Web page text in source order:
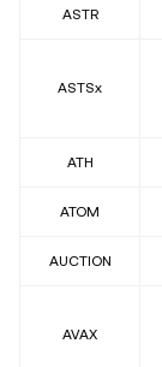
ASTR
ASTSx
ATH
ATOM
AUCTION
AVAX